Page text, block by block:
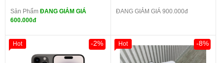
Sản Phẩm ĐANG GIẢM GIÁ
600.000đ
ĐANG GIẢM GIÁ 900.000đ
-2%
Hot -8%
Hot